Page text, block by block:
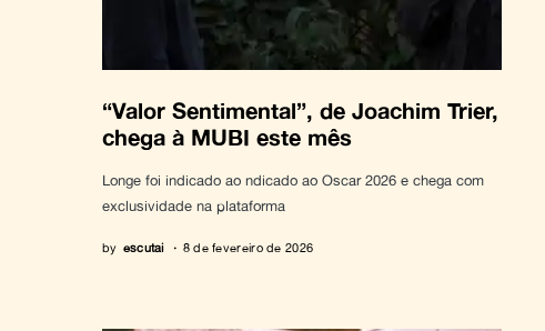
“Valor Sentimental”, de Joachim Trier,
chega à MUBI este mês
Longe foi indicado ao ndicado ao Oscar 2026 e chega com
exclusividade na plataforma
by escutai 8 de fevereiro de 2026